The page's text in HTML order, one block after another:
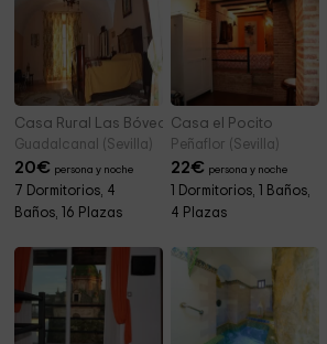
Casa Rural Las Bóvedas
Guadalcanal (Sevilla)
20€ persona y noche
7 Dormitorios, 4
Baños, 16 Plazas
Casa el Pocito
Peñaflor (Sevilla)
22€ persona y noche
1 Dormitorios, 1 Baños,
4 Plazas